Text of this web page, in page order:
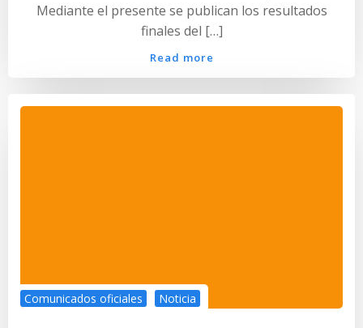
Mediante el presente se publican los resultados
finales del […]
Read more
Comunicados oficiales Noticia